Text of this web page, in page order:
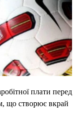
плати перед
що створює вкрай